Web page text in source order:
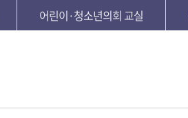
어린이·청소년의회 교실